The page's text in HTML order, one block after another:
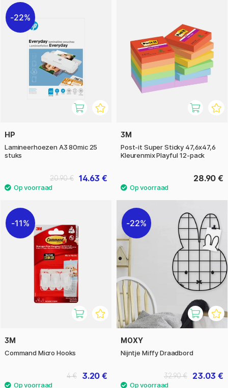
22%
HP
Lamineerhoezen A3 80mic 25
stuks
14.63 €
20.90 €
3M
Post-it Super Sticky 47,6x47,6
Kleurenmix Playful 12-pack
28.90 €
11%
3M
Command Micro Hooks
3.20 €
4 €
22%
MOXY
Nijntje Miffy Draadbord
23.03 €
32.90 €